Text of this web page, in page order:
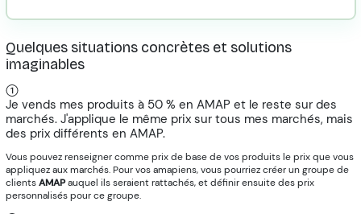
Quelques situations concrètes et solutions
imaginables
Je vends mes produits à 50 % en AMAP et le reste sur des
marchés. J'applique le même prix sur tous mes marchés, mais
des prix différents en AMAP.
Vous pouvez renseigner comme prix de base de vos produits le prix que vous
appliquez aux marchés. Pour vos amapiens, vous pourriez créer un groupe de
clientsAMAPauquel ils seraient rattachés, et définir ensuite des prix
personnalisés pour ce groupe.